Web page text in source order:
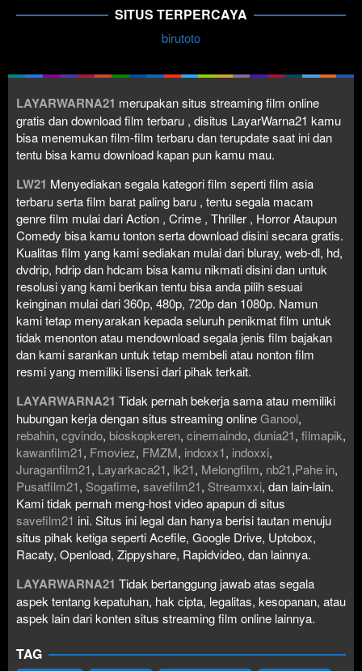
SITUS TERPERCAYA
birutoto
LAYARWARNA21 merupakan situs streaming film online
gratis dan download film terbaru , disitus LayarWarna21 kamu
bisa menemukan film-film terbaru dan terupdate saat ini dan
tentu bisa kamu download kapan pun kamu mau.
LW21 Menyediakan segala kategori film seperti film asia
terbaru serta film barat paling baru , tentu segala macam
genre film mulai dari Action , Crime , Thriller , Horror Ataupun
Comedy bisa kamu tonton serta download disini secara gratis.
Kualitas film yang kami sediakan mulai dari bluray, web-dl, hd,
dvdrip, hdrip dan hdcam bisa kamu nikmati disini dan untuk
resolusi yang kami berikan tentu bisa anda pilih sesuai
keinginan mulai dari 360p, 480p, 720p dan 1080p. Namun
kami tetap menyarakan kepada seluruh penikmat film untuk
tidak menonton atau mendownload segala jenis film bajakan
dan kami sarankan untuk tetap membeli atau nonton film
resmi yang memiliki lisensi dari pihak terkait.
LAYARWARNA21 Tidak pernah bekerja sama atau memiliki
hubungan kerja dengan situs streaming onlineGanool,
rebahin, cgvindo, bioskopkeren, cinemaindo, dunia21, filmapik,
kawanfilm21, Fmoviez, FMZM, indoxx1, indoxxi,
Juraganfilm21, Layarkaca21, lk21, Melongfilm, nb21,Pahe in,
Pusatfilm21, Sogafime, savefilm21, Streamxxi, dan lain-lain.
Kami tidak pernah meng-host video apapun di situs
savefilm21 ini. Situs ini legal dan hanya berisi tautan menuju
situs pihak ketiga seperti Acefile, Google Drive, Uptobox,
Racaty, Openload, Zippyshare, Rapidvideo, dan lainnya.
LAYARWARNA21 Tidak bertanggung jawab atas segala
aspek tentang kepatuhan, hak cipta, legalitas, kesopanan, atau
aspek lain dari konten situs streaming film online lainnya.
TAG